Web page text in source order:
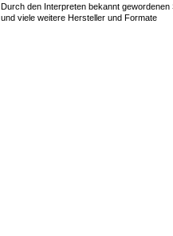
Durch den Interpreten bekannt
und viele weitere Hersteller und Formate